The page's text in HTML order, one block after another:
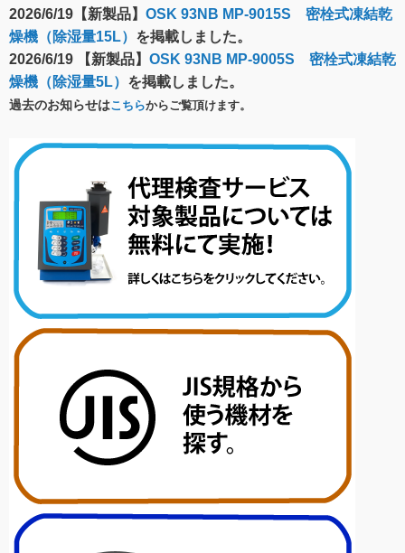
2026/6/19【新製品】 OSK 93NB MP-9015S 密栓式凍結乾
燥機（除湿量15L） を掲載しました。
2026/6/19 【新製品】 OSK 93NB MP-9005S 密栓式凍結乾
燥機（除湿量5L） を掲載しました。
過去のお知らせはこちらからご覧頂けます。